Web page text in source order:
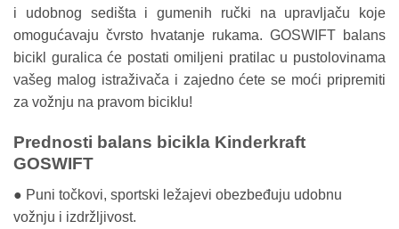
i udobnog sedišta i gumenih ručki na upravljaču koje
omogućavaju čvrsto hvatanje rukama. GOSWIFT balans
bicikl guralica će postati omiljeni pratilac u pustolovinama
vašeg malog istraživača i zajedno ćete se moći pripremiti
za vožnju na pravom biciklu!
Prednosti balans bicikla Kinderkraft
GOSWIFT
● Puni točkovi, sportski ležajevi obezbeđuju udobnu
vožnju i izdržljivost.